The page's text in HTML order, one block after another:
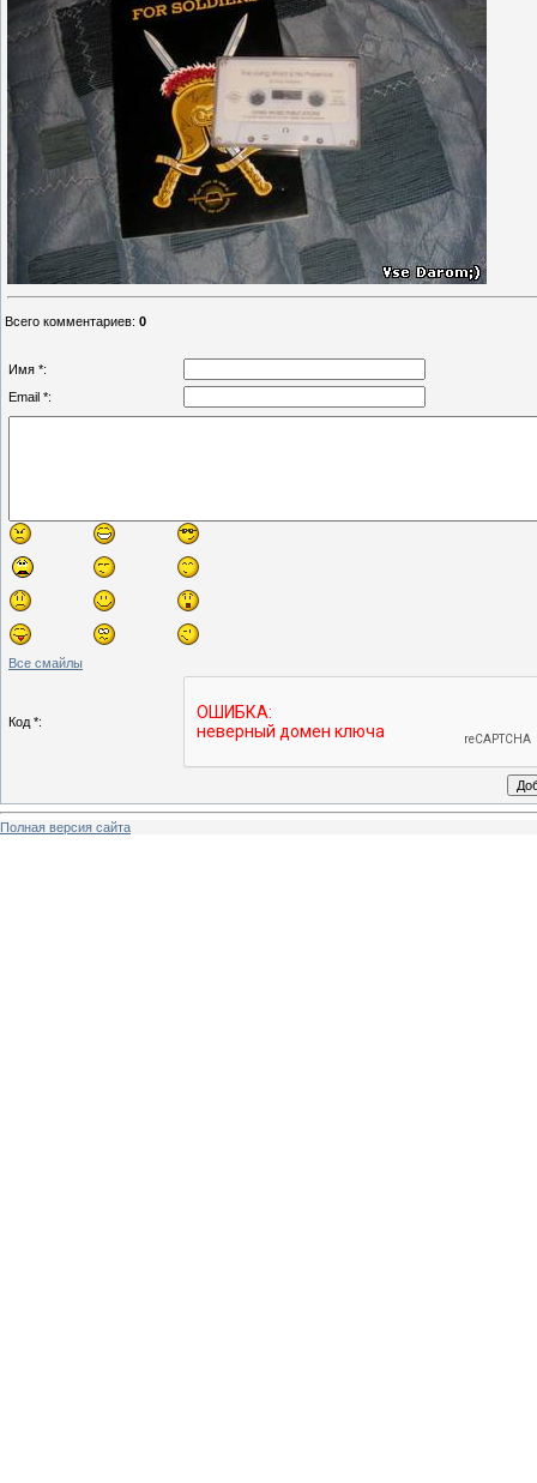
Всего комментариев: 0
Имя *:
Email *:
Все смайлы
Код *:
Полная версия сайта